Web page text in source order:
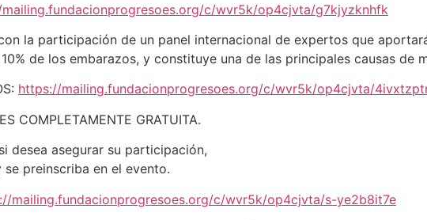
c/wvr5k/op4cjvta/g7kjyzknhfk
la participación de un panel internacional de expertos que
de los embarazos, y constituye una de las principales causas de
https://mailing.fundacionprogresoes.org/c/wvr5k/op4cjvta/
COMPLETAMENTE GRATUITA.
desea asegurar su participación,
preinscriba en el evento.
mailing.fundacionprogresoes.org/c/wvr5k/op4cjvta/s-ye2b8it7e